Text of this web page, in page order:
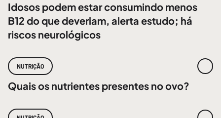
Idosos podem estar consumindo menos
B12 do que deveriam, alerta estudo; há
riscos neurológicos
NUTRIÇÃO
Quais os nutrientes presentes no ovo?